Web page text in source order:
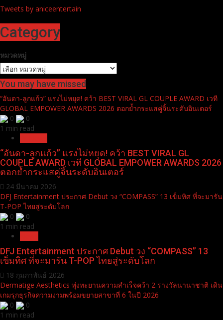
Tweets by aniceentertain
Category
หมวดหมู่
You may have missed
“อันดา-ลูกแก้ว” แรงไม่หยุด! คว้า BEST VIRAL GL COUPLE AWARD เวที
GLOBAL EMPOWER AWARDS 2026 ตอกย้ำกระแสคู่จิ้นระดับอินเตอร์
0
0
1 min read
“อันดา-ลูกแก้ว” แรงไม่หยุด! คว้า BEST VIRAL GL
COUPLE AWARD เวที GLOBAL EMPOWER AWARDS 2026
ตอกย้ำกระแสคู่จิ้นระดับอินเตอร์
24 มีนาคม 2026
DFJ Entertainment ประกาศ Debut วง “COMPASS” 13 เข็มทิศ ที่จะมารัน
T-POP ไทยสู่ระดับโลก
0
0
1 min read
DFJ Entertainment ประกาศ Debut วง “COMPASS” 13
เข็มทิศ ที่จะมารัน T-POP ไทยสู่ระดับโลก
18 กุมภาพันธ์ 2026
Dermatige Aesthetics พุ่งทะยานความสำเร็จคว้า 2 รางวัลนานาชาติ เดิน
เกมรุกธุรกิจความงามพร้อมขยายสาขาที่ 6 ในปี 2026
0
0
1 min read